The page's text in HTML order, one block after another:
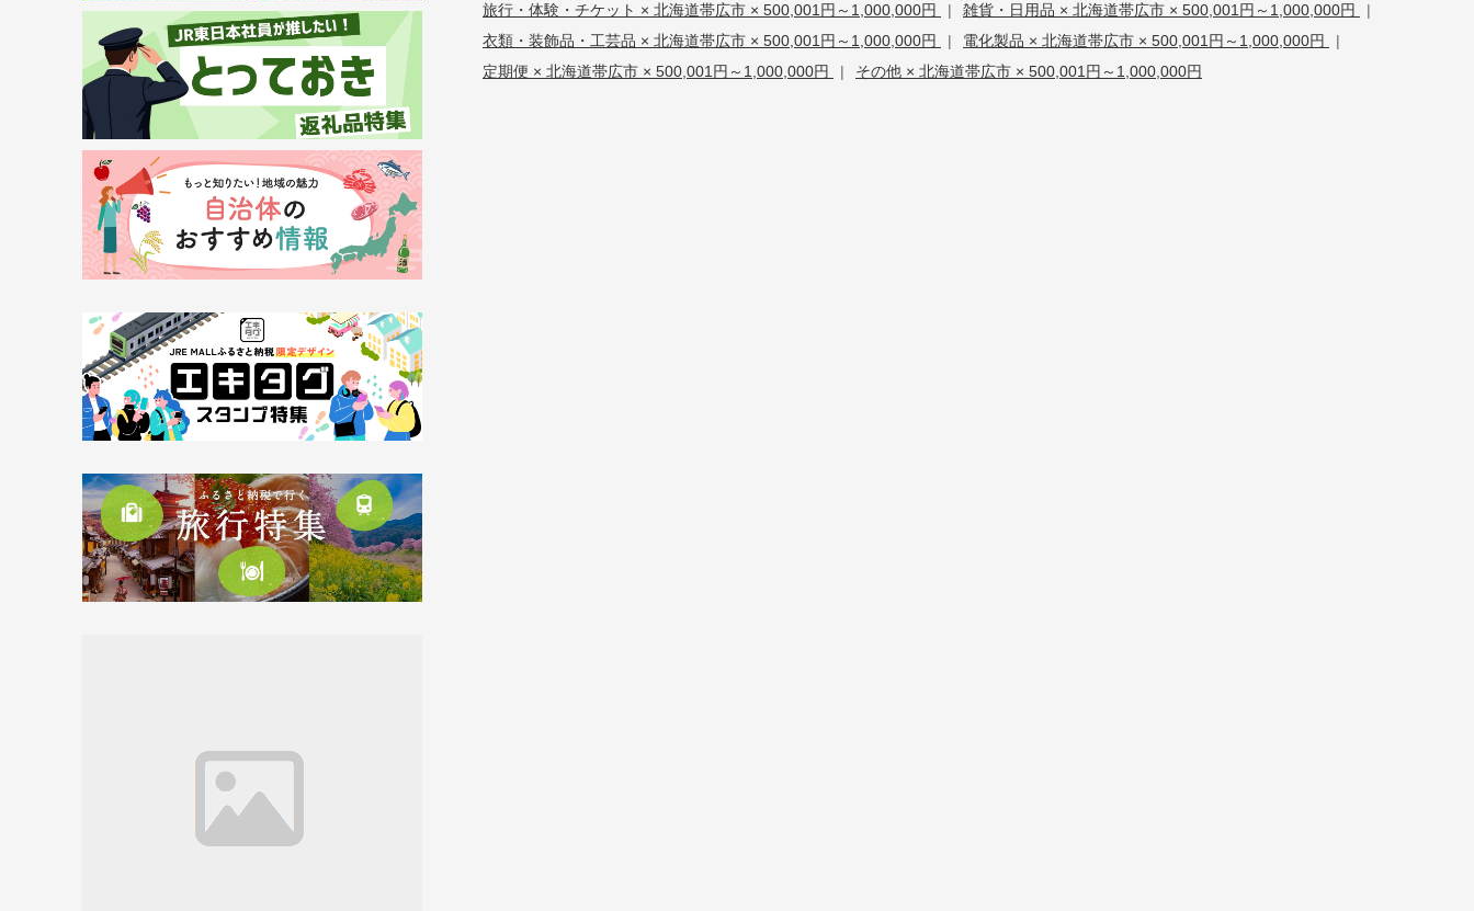
旅行・体験・チケット × 北海道帯広市 × 500,001円～1,000,000円
| 雑貨・日用品 × 北海道帯広市 × 500,001円～1,000,000円
|
衣類・装飾品・工芸品 × 北海道帯広市 × 500,001円～1,000,000円
| 電化製品 × 北海道帯広市 × 500,001円～1,000,000円
|
定期便 × 北海道帯広市 × 500,001円～1,000,000円
| その他 × 北海道帯広市 × 500,001円～1,000,000円